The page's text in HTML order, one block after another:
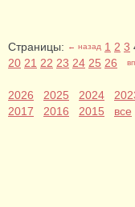
Страницы: ← назад 1 2 3
20 21 22 23 24 25 26
2026 2025 2024
2017
2016 2015 все